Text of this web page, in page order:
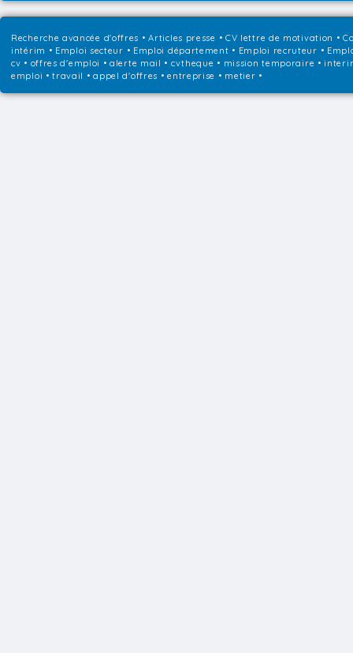
Recherche avancée d'offres •Articles presse • CV lettre de motivation •
intérim • Emploi secteur • Emploi département • Emploi recruteur •
cv • offres d'emploi • alerte mail • cvtheque • mission temporaire •
emploi • travail • appel d'offres • entreprise • metier •